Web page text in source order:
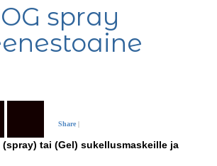
spray
Share |
tai (Gel) sukellusmaskeille ja